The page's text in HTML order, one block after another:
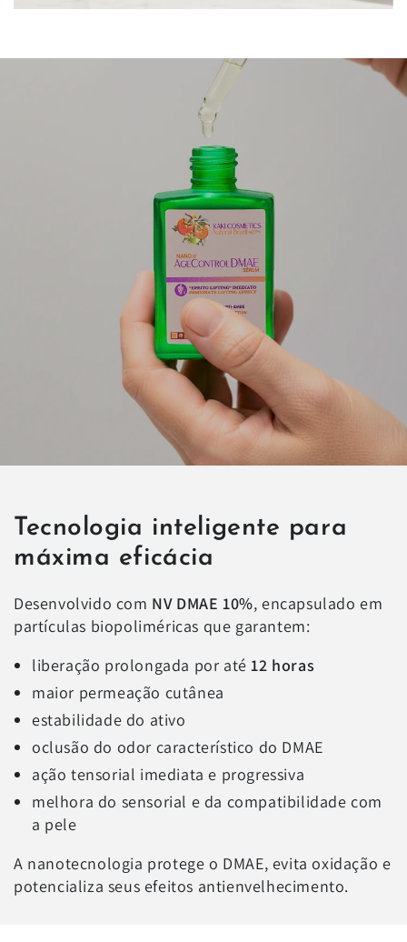
Tecnologia inteligente para
máxima eficácia
Desenvolvido com NV DMAE 10%, encapsulado em
partículas biopoliméricas que garantem:
liberação prolongada por até12 horas
maior permeação cutânea
estabilidade do ativo
oclusão do odor característico do DMAE
ação tensorial imediata e progressiva
melhora do sensorial e da compatibilidade com
a pele
A nanotecnologia protege o DMAE, evita oxidação e
potencializa seus efeitos antienvelhecimento.